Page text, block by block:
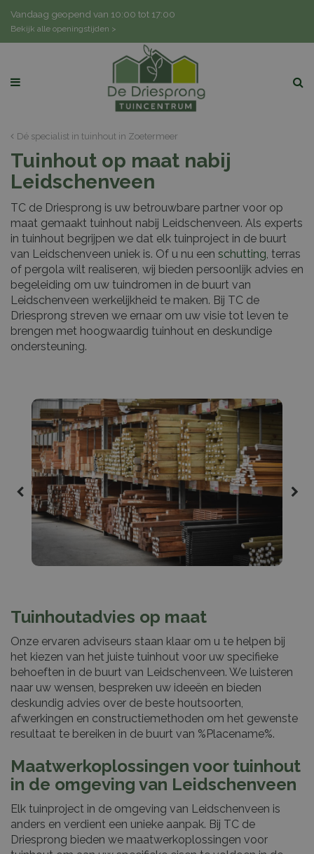
Dé specialist in tuinhout in Zoetermeer
Vandaag geopend van 10:00 tot 17:00
Bekijk alle openingstijden >
Tuinhout op maat nabij
Leidschenveen
TC de Driesprong is uw betrouwbare partner voor op
maat gemaakt tuinhout nabij Leidschenveen. Als experts
in tuinhout begrijpen we dat elk tuinproject in de buurt
van Leidschenveen uniek is. Of u nu een schutting, terras
of pergola wilt realiseren, wij bieden persoonlijk advies en
begeleiding om uw tuindromen in de buurt van
Leidschenveen werkelijkheid te maken. Bij TC de
Driesprong streven we ernaar om uw visie tot leven te
brengen met hoogwaardig tuinhout en deskundige
ondersteuning.
Tuinhoutadvies op maat
Onze ervaren adviseurs staan klaar om u te helpen bij
het kiezen van het juiste tuinhout voor uw specifieke
behoeften in de buurt van Leidschenveen. We luisteren
naar uw wensen, bespreken uw ideeën en bieden
deskundig advies over de beste houtsoorten,
afwerkingen en constructiemethoden om het gewenste
resultaat te bereiken in de buurt van %Placename%.
Maatwerkoplossingen voor tuinhout
in de omgeving van Leidschenveen
Elk tuinproject in de omgeving van Leidschenveen is
anders en verdient een unieke aanpak. Bij TC de
Driesprong bieden we maatwerkoplossingen voor